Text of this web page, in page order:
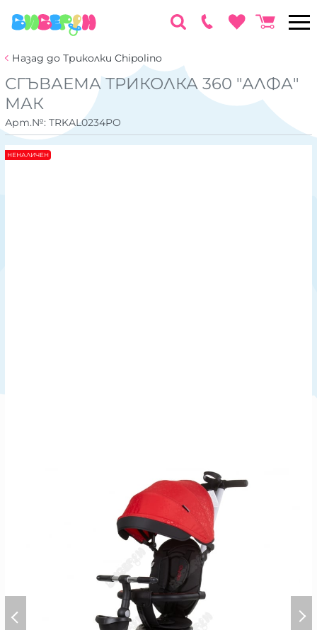
Назад до Триколки Chipolino
СГЪВАЕМА ТРИКОЛКА 360 "АЛФА"
МАК
Арт.№: TRKAL0234PO
НЕНАЛИЧЕН